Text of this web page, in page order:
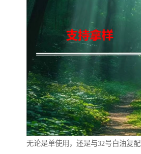
无论是单使用，还是与32号白油复